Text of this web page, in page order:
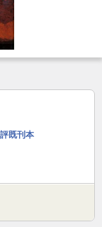
既刊本